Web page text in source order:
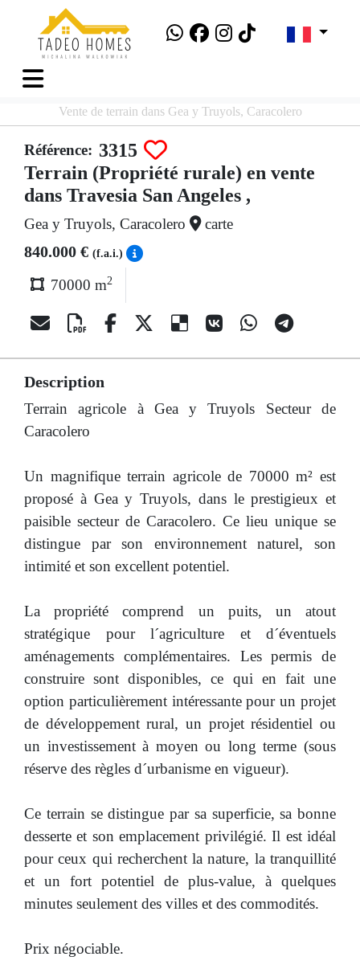
Vente de terrain dans Gea y Truyols, Caracolero
Référence: 3315
Terrain (Propriété rurale) en vente
dans Travesia San Angeles ,
Gea y Truyols, Caracolero carte
840.000 € (f.a.i.)
70000 m2
Description
Terrain agricole à Gea y Truyols Secteur de
Caracolero
Un magnifique terrain agricole de 70000 m² est
proposé à Gea y Truyols, dans le prestigieux et
paisible secteur de Caracolero. Ce lieu unique se
distingue par son environnement naturel, son
intimité et son excellent potentiel.
La propriété comprend un puits, un atout
stratégique pour l´agriculture et d´éventuels
aménagements complémentaires. Les permis de
construire sont disponibles, ce qui en fait une
option particulièrement intéressante pour un projet
de développement rural, un projet résidentiel ou
un investissement à moyen ou long terme (sous
réserve des règles d´urbanisme en vigueur).
Ce terrain se distingue par sa superficie, sa bonne
desserte et son emplacement privilégié. Il est idéal
pour ceux qui recherchent la nature, la tranquillité
et un fort potentiel de plus-value, à quelques
minutes seulement des villes et des commodités.
Prix négociable.